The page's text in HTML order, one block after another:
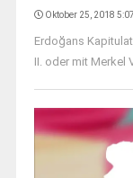
Oktober 25, 2018
Erdoğans
II. oder mit Merkel